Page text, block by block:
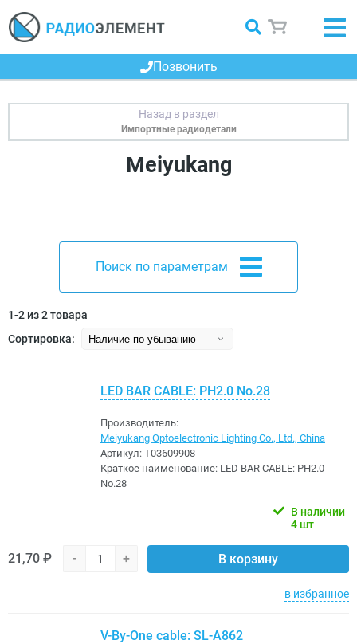
Позвонить
Импортные радиодетали
Meiyukang
Поиск по параметрам
1-2 из 2 товара
Сортировка:
LED BAR CABLE: PH2.0 No.28
Производитель:
Meiyukang Optoelectronic Lighting Co., Ltd., China
Артикул: Т03609908
Краткое наименование: LED BAR CABLE: PH2.0
No.28
В наличии
4 шт
21,70 ₽ - + В корзину
в избранное
V-By-One cable: SL-A862